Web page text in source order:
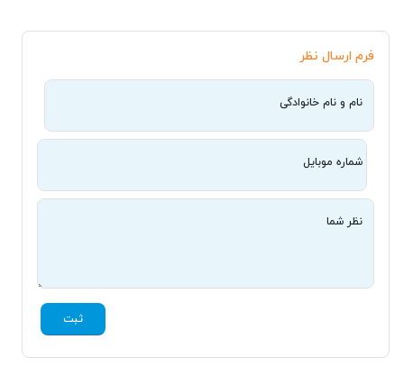
فرم ارسال نظر
نام و نام خانوادگی
شماره موبایل
نظر شما
ثبت